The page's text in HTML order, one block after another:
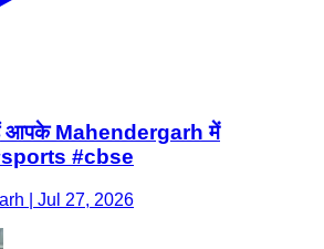
हैं आपके Mahendergarh में
#cbse
| Jul 27, 2026